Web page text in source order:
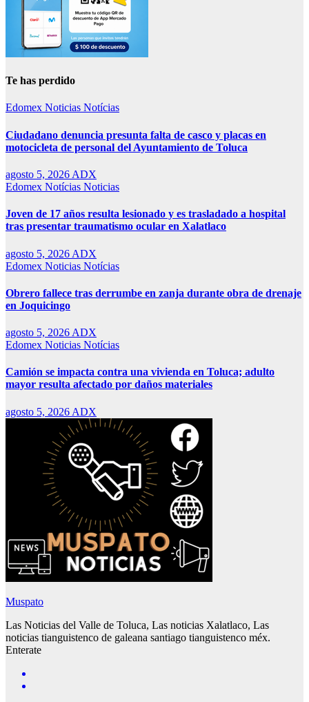
Te has perdido
Edomex Noticias Notícias
Ciudadano denuncia presunta falta de casco y placas en
motocicleta de personal del Ayuntamiento de Toluca
agosto 5, 2026 ADX
Edomex Notícias Noticias
Joven de 17 años resulta lesionado y es trasladado a hospital
tras presentar traumatismo ocular en Xalatlaco
agosto 5, 2026 ADX
Edomex Noticias Notícias
Obrero fallece tras derrumbe en zanja durante obra de drenaje
en Joquicingo
agosto 5, 2026 ADX
Edomex Noticias Notícias
Camión se impacta contra una vivienda en Toluca; adulto
mayor resulta afectado por daños materiales
agosto 5, 2026 ADX
Muspato
Las Noticias del Valle de Toluca, Las noticias Xalatlaco, Las
noticias tianguistenco de galeana santiago tianguistenco méx.
Enterate